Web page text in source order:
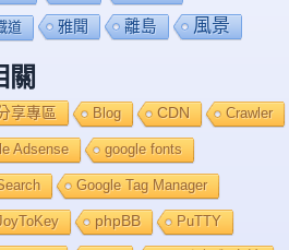
道 雅聞 離島 風景
關
享專區 Blog CDN Crawler
Adsense google fonts
Google Tag Manager
phpBB PuTTY